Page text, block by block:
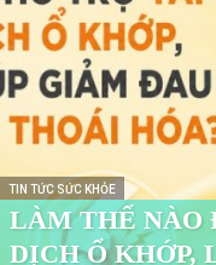
TIN TỨC SỨC KHỎE
LÀM THẾ NÀO
DỊCH Ổ KHỚP,